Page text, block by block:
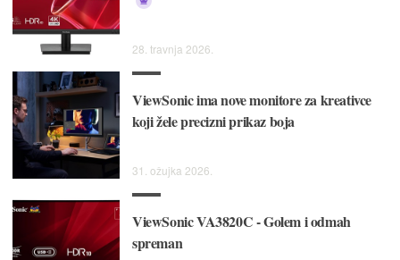
28. travnja 2026.
ViewSonic ima nove monitore za kreativce
koji žele precizni prikaz boja
31. ožujka 2026.
ViewSonic VA3820C - Golem i odmah
spreman